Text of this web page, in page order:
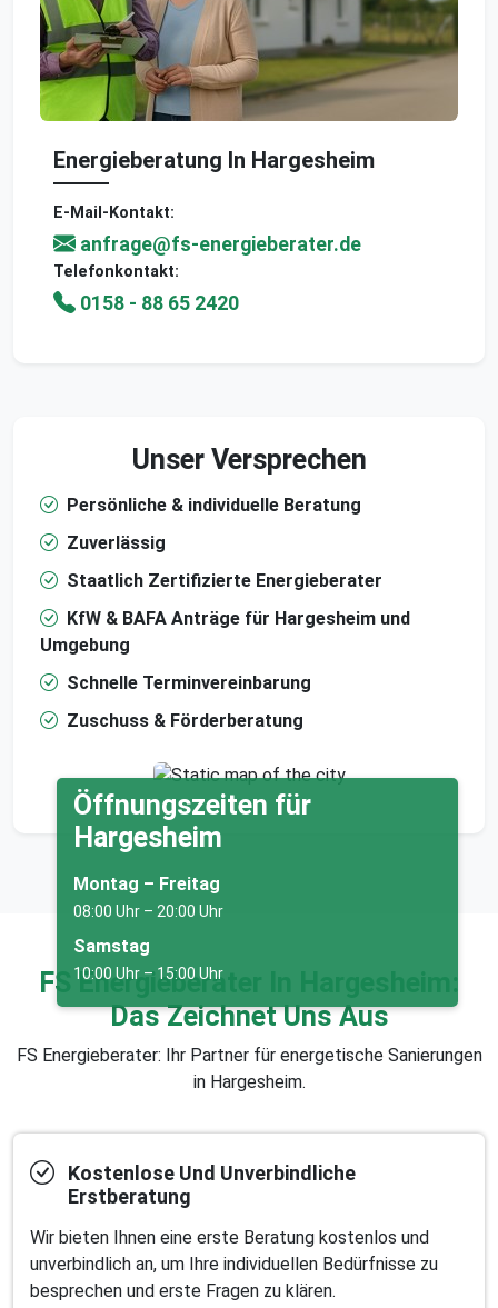
Energieberatung In Hargesheim
E-Mail-Kontakt:
anfrage@fs-energieberater.de
Telefonkontakt:
0158 - 88 65 2420
Unser Versprechen
Persönliche & individuelle Beratung
Zuverlässig
Staatlich Zertifizierte Energieberater
KfW & BAFA Anträge für Hargesheim und
Umgebung
Schnelle Terminvereinbarung
Zuschuss & Förderberatung
Öffnungszeiten für
Hargesheim
Montag – Freitag
08:00 Uhr – 20:00 Uhr
Samstag
10:00 Uhr – 15:00 Uhr
FS Energieberater In Hargesheim:
Das Zeichnet Uns Aus
FS Energieberater: Ihr Partner für energetische Sanierungen
in Hargesheim.
Kostenlose Und Unverbindliche
Erstberatung
Wir bieten Ihnen eine erste Beratung kostenlos und
unverbindlich an, um Ihre individuellen Bedürfnisse zu
besprechen und erste Fragen zu klären.